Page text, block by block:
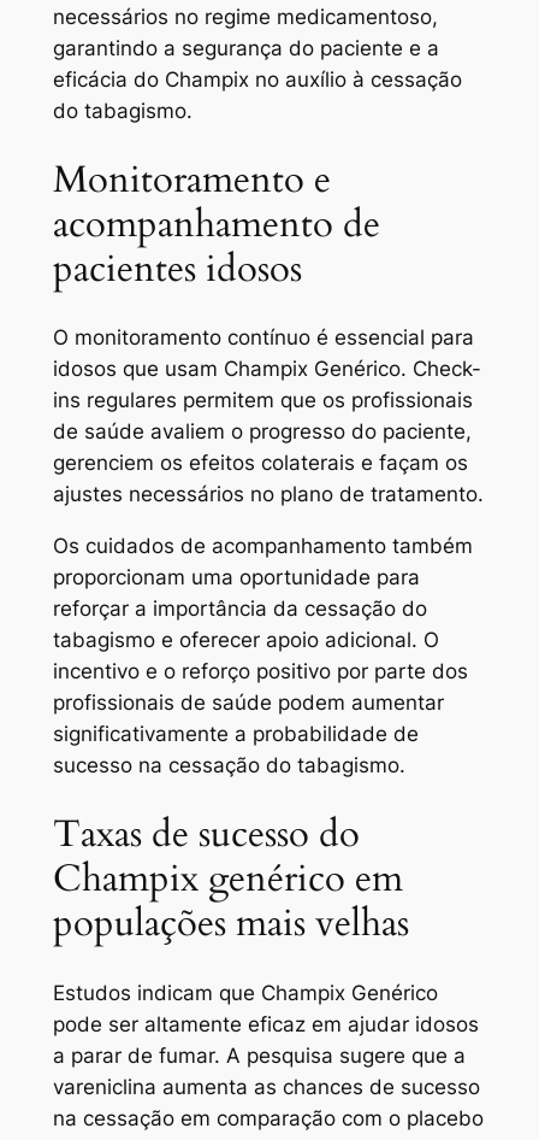
necessários no regime medicamentoso,
garantindo a segurança do paciente e a
eficácia do Champix no auxílio à cessação
do tabagismo.
Monitoramento e
acompanhamento de
pacientes idosos
O monitoramento contínuo é essencial para
idosos que usam Champix Genérico. Check-
ins regulares permitem que os profissionais
de saúde avaliem o progresso do paciente,
gerenciem os efeitos colaterais e façam os
ajustes necessários no plano de tratamento.
Os cuidados de acompanhamento também
proporcionam uma oportunidade para
reforçar a importância da cessação do
tabagismo e oferecer apoio adicional. O
incentivo e o reforço positivo por parte dos
profissionais de saúde podem aumentar
significativamente a probabilidade de
sucesso na cessação do tabagismo.
Taxas de sucesso do
Champix genérico em
populações mais velhas
Estudos indicam que Champix Genérico
pode ser altamente eficaz em ajudar idosos
a parar de fumar. A pesquisa sugere que a
vareniclina aumenta as chances de sucesso
na cessação em comparação com o placebo